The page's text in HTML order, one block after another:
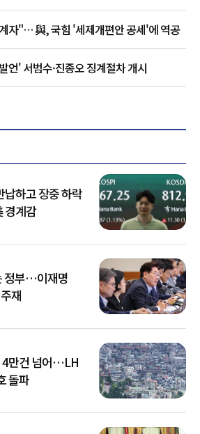
자"… 與, 국힘 '세제개편안 공세'에 역공
언' 서범수·진종오 징계절차 개시
납하고 장중 하락
경계감
정부…이재명
재
4만건 넘어…LH
돌파